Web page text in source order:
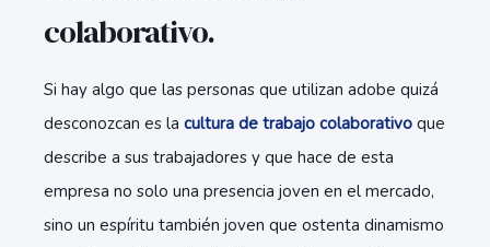
colaborativo.
Si hay algo que las personas que utilizan adobe quizá
desconozcan es la cultura de trabajo colaborativo que
describe a sus trabajadores y que hace de esta
empresa no solo una presencia joven en el mercado,
sino un espíritu también joven que ostenta dinamismo